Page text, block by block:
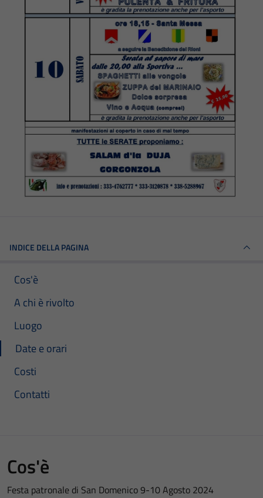
INDICE DELLA PAGINA
Cos'è
A chi è rivolto
Luogo
Date e orari
Costi
Contatti
Cos'è
Festa patronale di San Domenico 9-10 Agosto 2024